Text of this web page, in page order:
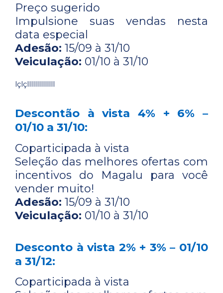
Preço sugerido
Impulsione suas vendas nesta
data especial
Adesão: 15/09 à 31/10
Veiculação: 01/10 à 31/10
lçlçllllllllllllll
Descontão à vista 4% + 6% –
01/10 a 31/10:
Coparticipada à vista
Seleção das melhores ofertas com
incentivos do Magalu para você
vender muito!
Adesão: 15/09 à 31/10
Veiculação: 01/10 à 31/10
Desconto à vista 2% + 3% – 01/10
a 31/12:
Coparticipada à vista